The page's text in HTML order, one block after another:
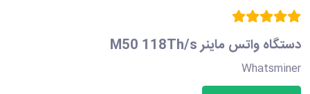
دستگاه واتس ماینر M50 118Th/s
Whatsminer